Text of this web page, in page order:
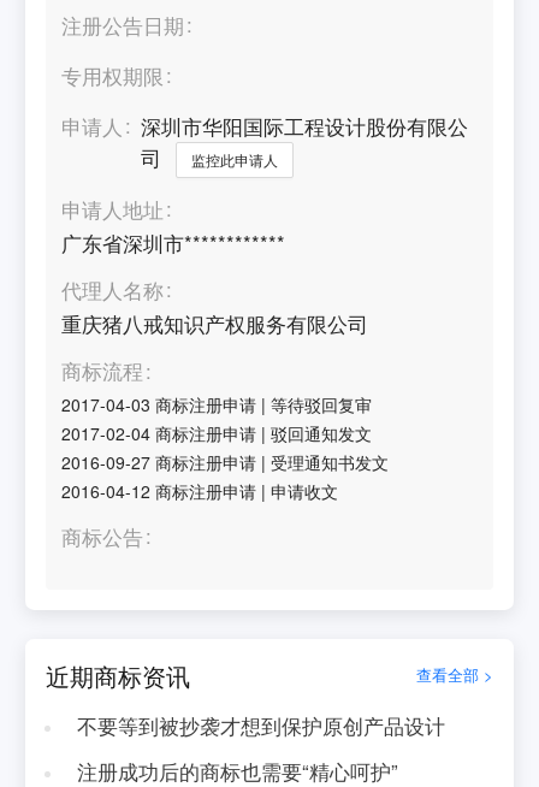
注册公告日期
专用权期限
申请人
深圳市华阳国际工程设计股份有限公
司
监控此申请人
申请人地址
广东省深圳市************
代理人名称
重庆猪八戒知识产权服务有限公司
商标流程
2017-04-03 商标注册申请 |等待驳回复审
2017-02-04 商标注册申请 |驳回通知发文
2016-09-27 商标注册申请 |受理通知书发文
2016-04-12 商标注册申请 |申请收文
商标公告
近期商标资讯 查看全部 >
不要等到被抄袭才想到保护原创产品设计
注册成功后的商标也需要“精心呵护”